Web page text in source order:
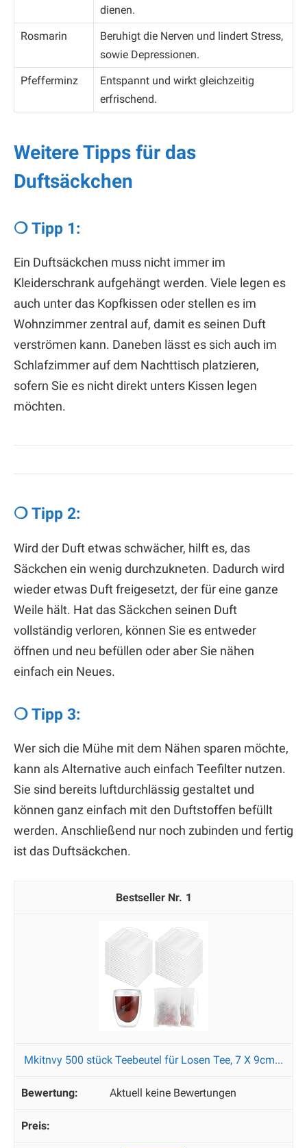
dienen.
Rosmarin
Beruhigt die Nerven und lindert Stress,
sowie Depressionen.
Pfefferminz
Entspannt und wirkt gleichzeitig
erfrischend.
Weitere Tipps für das
Duftsäckchen
❍ Tipp 1:
Ein Duftsäckchen muss nicht immer im
Kleiderschrank aufgehängt werden. Viele legen es
auch unter das Kopfkissen oder stellen es im
Wohnzimmer zentral auf, damit es seinen Duft
verströmen kann. Daneben lässt es sich auch im
Schlafzimmer auf dem Nachttisch platzieren,
sofern Sie es nicht direkt unters Kissen legen
möchten.
❍ Tipp 2:
Wird der Duft etwas schwächer, hilft es, das
Säckchen ein wenig durchzukneten. Dadurch wird
wieder etwas Duft freigesetzt, der für eine ganze
Weile hält. Hat das Säckchen seinen Duft
vollständig verloren, können Sie es entweder
öffnen und neu befüllen oder aber Sie nähen
einfach ein Neues.
❍ Tipp 3:
Wer sich die Mühe mit dem Nähen sparen möchte,
kann als Alternative auch einfach Teefilter nutzen.
Sie sind bereits luftdurchlässig gestaltet und
können ganz einfach mit den Duftstoffen befüllt
werden. Anschließend nur noch zubinden und fertig
ist das Duftsäckchen.
1
Mkitnvy 500 stück Teebeutel für Losen Tee, 7 X 9cm...
Aktuell keine Bewertungen